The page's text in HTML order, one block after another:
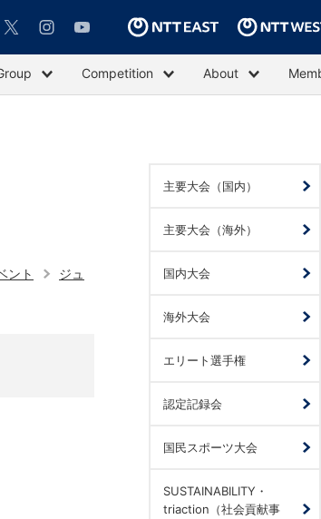
Competition About
ント
ジュ
主要大会（国内）
主要大会（海外）
国内大会
海外大会
エリート選手権
認定記録会
国民スポーツ大会
SUSTAINABILITY・
triaction（社会貢献事